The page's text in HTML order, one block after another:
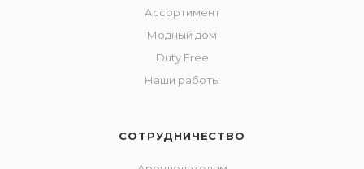
Ассортимент
Модный дом
Duty Free
Наши работы
СОТРУДНИЧЕСТВО